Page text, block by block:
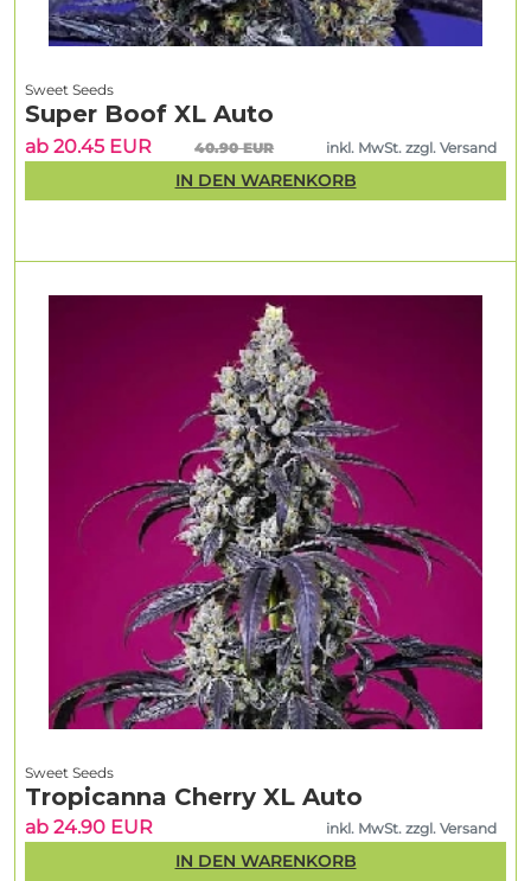
Sweet Seeds
Tropicanna Cherry XL Auto
ab 24.90 EUR inkl. MwSt. zzgl. Versand
IN DEN WARENKORB
Sweet Seeds
Super Boof XL Auto
ab 20.45 EUR 40.90 EUR inkl. MwSt. zzgl. Versand
IN DEN WARENKORB